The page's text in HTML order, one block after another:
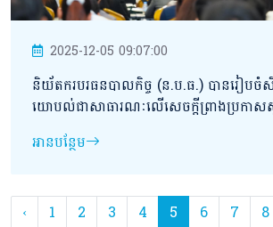
2025-12-05 09:07:00
និយ័តករបរធនបាលកិច្ច (ន.ប.ធ.) បានរៀបចំសិ
យោបល់ជាសាធារណៈលើសេចក្តីព្រាងប្រកាស
និងការប្រព្រឹត្តទៅនៃក្រុមប្រឹក្សាដោះស្រាយវិវា
អានបន្ថែម
‹ 1 2 3 4 5 6 7 8